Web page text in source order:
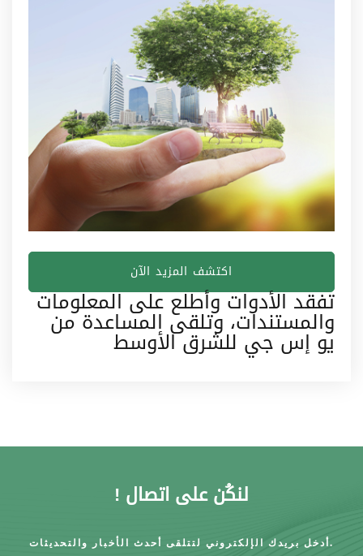
تفقد الأدوات وأطلع على المعلومات
والمستندات، وتلقى المساعدة من
يو إس جي للشرق الأوسط
اكتشف المزيد الآن
لنكُن على اتصال !
أدخل بريدك الإلكتروني لتتلقى أحدث الأخبار والتحديثات.